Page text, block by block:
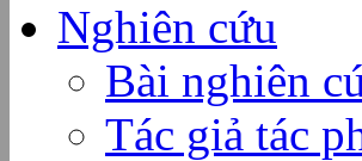
Nghiên cứu
Bài nghiên
Tác giả tác